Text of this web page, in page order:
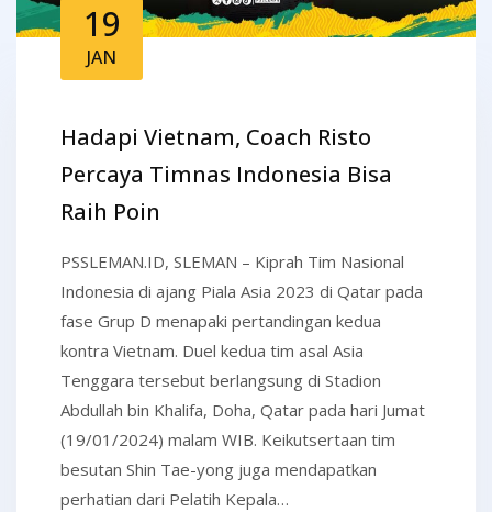
19
JAN
Hadapi Vietnam, Coach Risto
Percaya Timnas Indonesia Bisa
Raih Poin
PSSLEMAN.ID, SLEMAN – Kiprah Tim Nasional
Indonesia di ajang Piala Asia 2023 di Qatar pada
fase Grup D menapaki pertandingan kedua
kontra Vietnam. Duel kedua tim asal Asia
Tenggara tersebut berlangsung di Stadion
Abdullah bin Khalifa, Doha, Qatar pada hari Jumat
(19/01/2024) malam WIB. Keikutsertaan tim
besutan Shin Tae-yong juga mendapatkan
perhatian dari Pelatih Kepala…